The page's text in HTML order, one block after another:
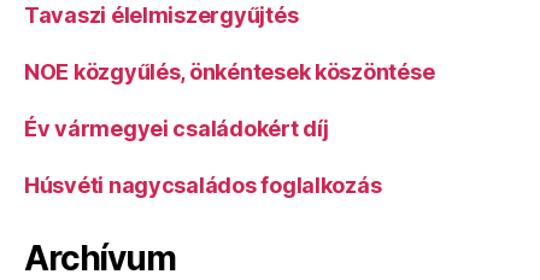
Tavaszi élelmiszergyűjtés
NOE közgyűlés, önkéntesek köszöntése
Év vármegyei családokért díj
Húsvéti nagycsaládos foglalkozás
Archívum